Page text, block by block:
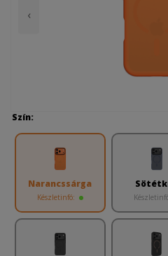
‹
Szín:
Narancssárga
Készletinfó: